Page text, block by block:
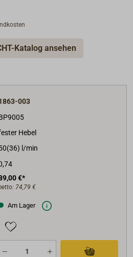
Katalog ansehen
003
Hebel
l/min
€*
74,79 €
Am Lager